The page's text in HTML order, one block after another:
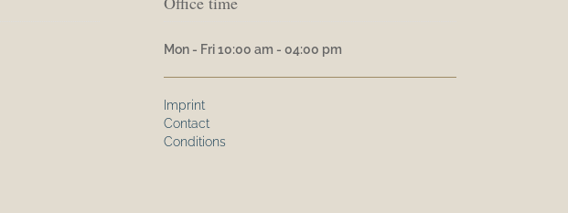
Mon - Fri 10:00 am - 04:00 pm
Imprint
Contact
Conditions